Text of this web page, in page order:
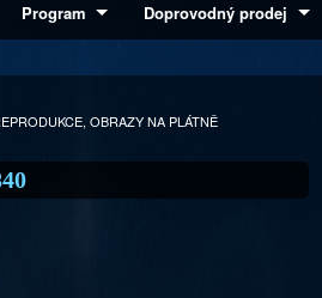
Program Doprovodný prodej
OBRAZY NA PLÁTNĚ